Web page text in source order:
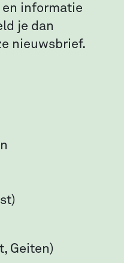
informatie
je dan
nieuwsbrief.
Geiten)